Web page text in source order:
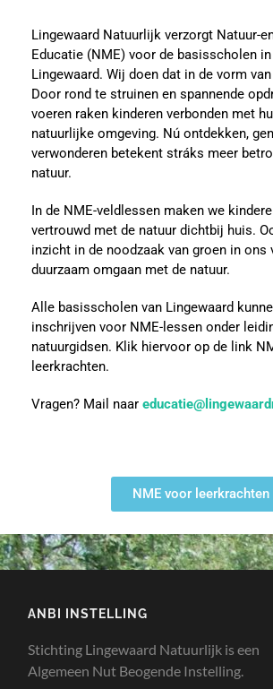
Lingewaard Natuurlijk verzorgt Natuur-
Educatie (NME) voor de basisscholen
Lingewaard. Wij doen dat in de vorm
Door rond te struinen en spannende
voeren raken kinderen verbonden met
natuurlijke omgeving. Nú ontdekken,
verwonderen betekent stráks meer
natuur.
In de NME-veldlessen maken we
vertrouwd met de natuur dichtbij huis.
inzicht in de noodzaak van groen in ons
duurzaam omgaan met de natuur.
Alle basisscholen van Lingewaard
inschrijven voor NME-lessen onder
natuurgidsen. Klik hiervoor op de link
leerkrachten.
Vragen? Mail naar
NME voor leerkrachten
ANBI INSTELLING
Stichting Lingewaard Natuurlijk is een
Algemeen Nut Beogende Instelling.